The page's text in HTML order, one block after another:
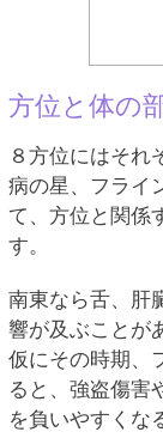
方位と体の
８方位にはそれ
病の星、フライ
て、方位と関係
す。
南東なら舌、肝
響が及ぶことが
仮にその時期、
ると、強盗傷害
を負いやすくな